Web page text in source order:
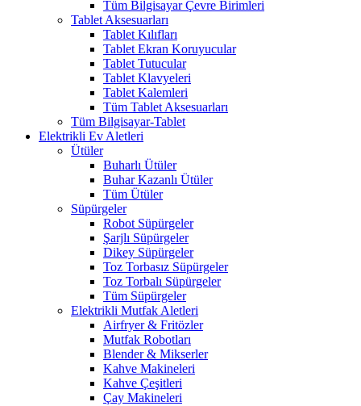
Tüm Bilgisayar Çevre Birimleri
Tablet Aksesuarları
Tablet Kılıfları
Tablet Ekran Koruyucular
Tablet Tutucular
Tablet Klavyeleri
Tablet Kalemleri
Tüm Tablet Aksesuarları
Tüm Bilgisayar-Tablet
Elektrikli Ev Aletleri
Ütüler
Buharlı Ütüler
Buhar Kazanlı Ütüler
Tüm Ütüler
Süpürgeler
Robot Süpürgeler
Şarjlı Süpürgeler
Dikey Süpürgeler
Toz Torbasız Süpürgeler
Toz Torbalı Süpürgeler
Tüm Süpürgeler
Elektrikli Mutfak Aletleri
Airfryer & Fritözler
Mutfak Robotları
Blender & Mikserler
Kahve Makineleri
Kahve Çeşitleri
Çay Makineleri